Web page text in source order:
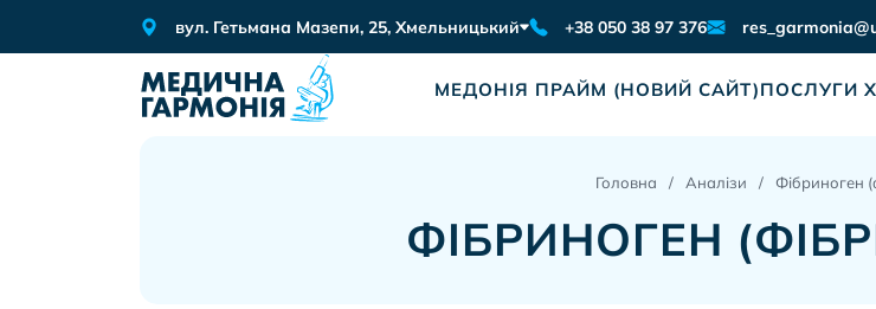
вул. Гетьмана Мазепи, 25, Хмельницький +38 050 38 97 376
МЕДОНІЯ ПРАЙМ (НОВИЙ САЙТ)ПОСЛУГИ
Головна Аналізи Фібриноген
ФІБРИНОГЕН